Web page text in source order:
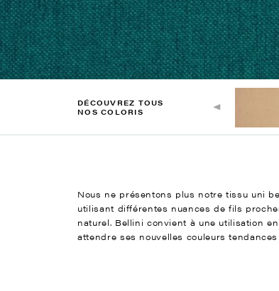
DÉCOUVREZ TOUS
NOS COLORIS
Nous ne présentons plus notre tissu uni
utilisant différentes nuances de fils
naturel. Bellini convient à une utilisation
attendre ses nouvelles couleurs